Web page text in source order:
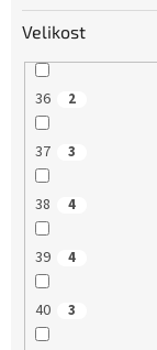
Velikost
36 2
37 3
38 4
39 4
40 3